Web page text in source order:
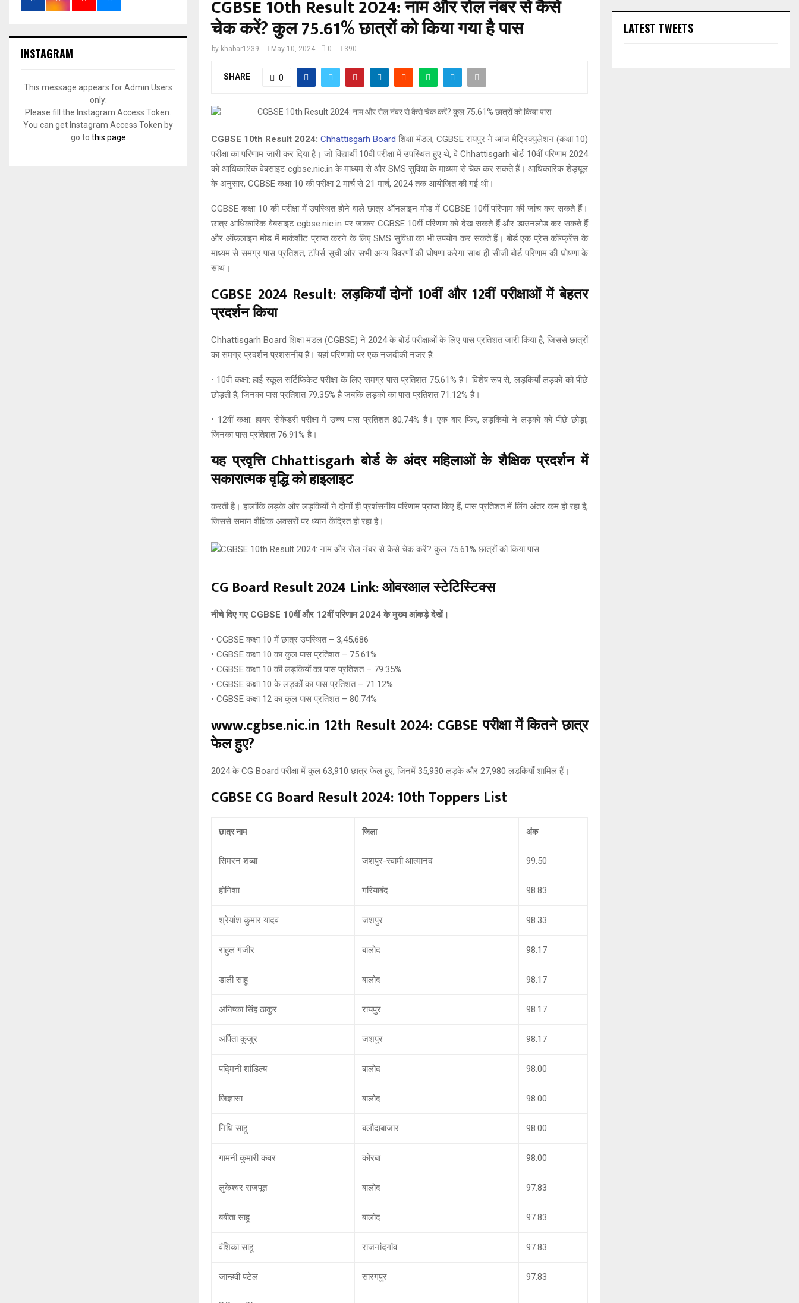
CGBSE 10th Result 2024: नाम और रोल नंबर से कैसे
चेक करें? कुल 75.61% छात्रों को किया गया है पास
by khabar1239 May 10, 2024 0 390
SHARE 0
CGBSE 10th Result 2024: Chhattisgarh Board शिक्षा मंडल, CGBSE रायपुर ने आज मैट्रिक्युलेशन (कक्षा 10)
परीक्षा का परिणाम जारी कर दिया है। जो विद्यार्थी 10वीं परीक्षा में उपस्थित हुए थे, वे Chhattisgarh बोर्ड 10वीं परिणाम 2024
को आधिकारिक वेबसाइट cgbse.nic.in के माध्यम से और SMS सुविधा के माध्यम से चेक कर सकते हैं। आधिकारिक शेड्यूल
के अनुसार, CGBSE कक्षा 10 की परीक्षा 2 मार्च से 21 मार्च, 2024 तक आयोजित की गई थी।
CGBSE कक्षा 10 की परीक्षा में उपस्थित होने वाले छात्र ऑनलाइन मोड में CGBSE 10वीं परिणाम की जांच कर सकते हैं।
छात्र आधिकारिक वेबसाइट cgbse.nic.in पर जाकर CGBSE 10वीं परिणाम को देख सकते हैं और डाउनलोड कर सकते हैं
और ऑफ़लाइन मोड में मार्कशीट प्राप्त करने के लिए SMS सुविधा का भी उपयोग कर सकते हैं। बोर्ड एक प्रेस कॉन्फ्रेंस के
माध्यम से समग्र पास प्रतिशत, टॉपर्स सूची और सभी अन्य विवरणों की घोषणा करेगा साथ ही सीजी बोर्ड परिणाम की घोषणा के
साथ।
CGBSE 2024 Result: लड़कियाँ दोनों 10वीं और 12वीं परीक्षाओं में बेहतर
प्रदर्शन किया
Chhattisgarh Board शिक्षा मंडल (CGBSE) ने 2024 के बोर्ड परीक्षाओं के लिए पास प्रतिशत जारी किया है, जिससे छात्रों
का समग्र प्रदर्शन प्रशंसनीय है। यहां परिणामों पर एक नजदीकी नजर है:
• 10वीं कक्षा: हाई स्कूल सर्टिफिकेट परीक्षा के लिए समग्र पास प्रतिशत 75.61% है। विशेष रूप से, लड़कियाँ लड़कों को पीछे
छोड़ती हैं, जिनका पास प्रतिशत 79.35% है जबकि लड़कों का पास प्रतिशत 71.12% है।
• 12वीं कक्षा: हायर सेकेंडरी परीक्षा में उच्च पास प्रतिशत 80.74% है। एक बार फिर, लड़कियों ने लड़कों को पीछे छोड़ा,
जिनका पास प्रतिशत 76.91% है।
यह प्रवृत्ति Chhattisgarh बोर्ड के अंदर महिलाओं के शैक्षिक प्रदर्शन में
सकारात्मक वृद्धि को हाइलाइट
करती है। हालांकि लड़के और लड़कियों ने दोनों ही प्रशंसनीय परिणाम प्राप्त किए हैं, पास प्रतिशत में लिंग अंतर कम हो रहा है,
जिससे समान शैक्षिक अवसरों पर ध्यान केंद्रित हो रहा है।
CG Board Result 2024 Link: ओवरआल स्टेटिस्टिक्स
नीचे दिए गए CGBSE 10वीं और 12वीं परिणाम 2024 के मुख्य आंकड़े देखें।
• CGBSE कक्षा 10 में छात्र उपस्थित – 3,45,686
• CGBSE कक्षा 10 का कुल पास प्रतिशत – 75.61%
• CGBSE कक्षा 10 की लड़कियों का पास प्रतिशत – 79.35%
• CGBSE कक्षा 10 के लड़कों का पास प्रतिशत – 71.12%
• CGBSE कक्षा 12 का कुल पास प्रतिशत – 80.74%
www.cgbse.nic.in 12th Result 2024: CGBSE परीक्षा में कितने छात्र
फेल हुए?
2024 के CG Board परीक्षा में कुल 63,910 छात्र फेल हुए, जिनमें 35,930 लड़के और 27,980 लड़कियाँ शामिल हैं।
CGBSE CG Board Result 2024: 10th Toppers List
छात्र नाम जिला अंक
सिमरन शब्बा जशपुर-स्वामी आत्मानंद 99.50
होनिशा गरियाबंद 98.83
श्रेयांश कुमार यादव जशपुर 98.33
राहुल गंजीर बालोद 98.17
डाली साहू बालोद 98.17
अनिष्का सिंह ठाकुर रायपुर 98.17
अर्पिता कुजुर जशपुर 98.17
पद्मिनी शांडिल्य बालोद 98.00
जिज्ञासा बालोद 98.00
निधि साहू बलौदाबाजार 98.00
गामनी कुमारी कंवर कोरबा 98.00
लुकेश्वर राजपूत बालोद 97.83
बबीता साहू बालोद 97.83
वंशिका साहू राजनांदगांव 97.83
जान्हवी पटेल सारंगपुर 97.83
INSTAGRAM
This message appears for Admin Users
only:
Please fill the Instagram Access Token.
You can get Instagram Access Token by
go to this page
LATEST TWEETS